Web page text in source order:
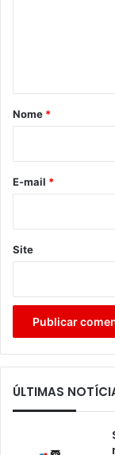
r
*
Nome *
E-mail *
Site
ÚLTIMAS